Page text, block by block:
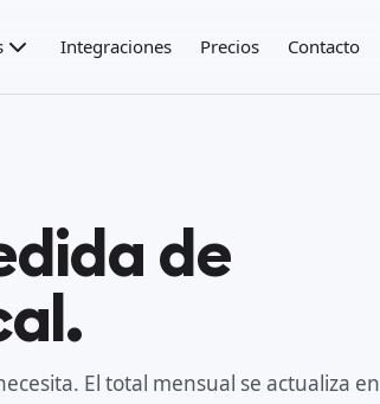
Integraciones Precios Contacto
de
El total mensual se actualiza en